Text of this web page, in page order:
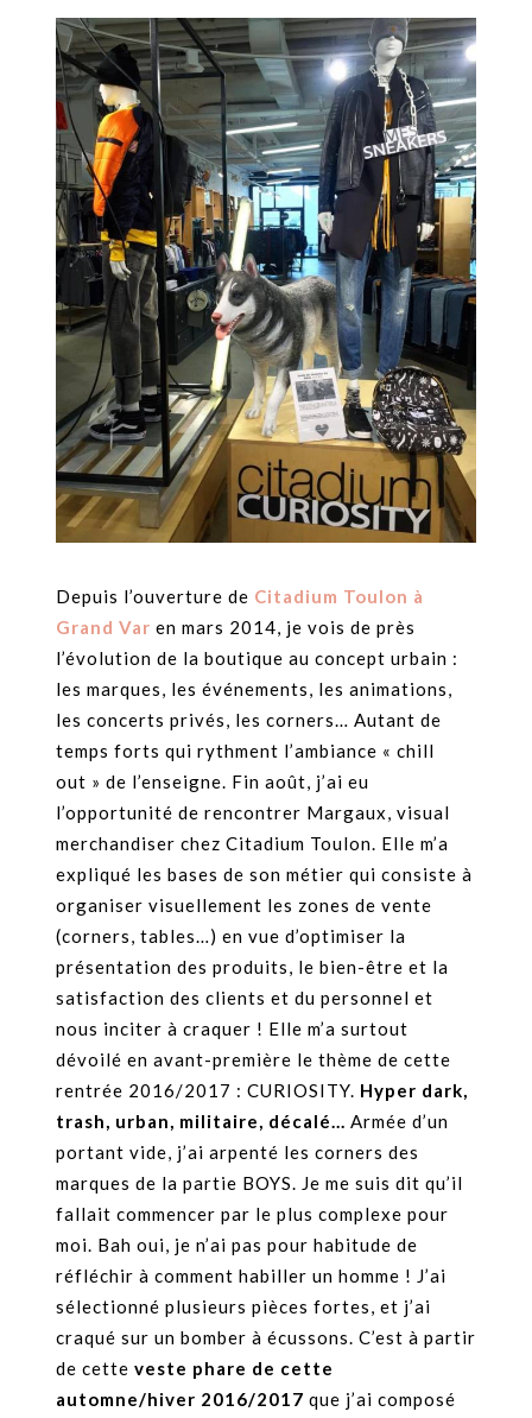
Depuis l’ouverture de Citadium Toulon à
Grand Var en mars 2014, je vois de près
l’évolution de la boutique au concept urbain :
les marques, les événements, les animations,
les concerts privés, les corners… Autant de
temps forts qui rythment l’ambiance « chill
out » de l’enseigne. Fin août, j’ai eu
l’opportunité de rencontrer Margaux, visual
merchandiser chez Citadium Toulon. Elle m’a
expliqué les bases de son métier qui consiste à
organiser visuellement les zones de vente
(corners, tables…) en vue d’optimiser la
présentation des produits, le bien-être et la
satisfaction des clients et du personnel et
nous inciter à craquer ! Elle m’a surtout
dévoilé en avant-première le thème de cette
rentrée 2016/2017 : CURIOSITY. Hyper dark,
trash, urban, militaire, décalé… Armée d’un
portant vide, j’ai arpenté les corners des
marques de la partie BOYS. Je me suis dit qu’il
fallait commencer par le plus complexe pour
moi. Bah oui, je n’ai pas pour habitude de
réfléchir à comment habiller un homme ! J’ai
sélectionné plusieurs pièces fortes, et j’ai
craqué sur un bomber à écussons. C’est à partir
de cette veste phare de cette
automne/hiver 2016/2017 que j’ai composé